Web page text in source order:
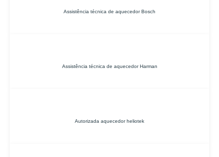
Assistência técnica de aquecedor Bosch
Assistência técnica de aquecedor Harman
Autorizada aquecedor heliotek